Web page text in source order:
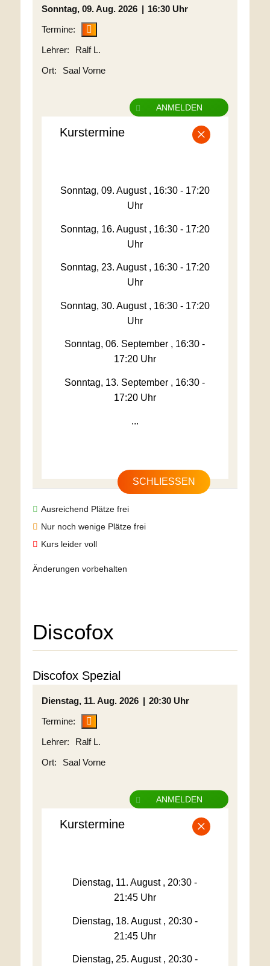
Sonntag 09. Aug. 2026 16:30 Uhr
Ralf L.
Saal Vorne
ANMELDEN
×
Kurstermine
Sonntag, 09. August , 16:30 - 17:20
Uhr
Sonntag, 16. August , 16:30 - 17:20
Uhr
Sonntag, 23. August , 16:30 - 17:20
Uhr
Sonntag, 30. August , 16:30 - 17:20
Uhr
Sonntag, 06. September , 16:30 -
17:20 Uhr
Sonntag, 13. September , 16:30 -
17:20 Uhr
...
SCHLIESSEN
Ausreichend Plätze frei
Nur noch wenige Plätze frei
Kurs leider voll
Änderungen vorbehalten
Discofox
Discofox Spezial
Dienstag 11. Aug. 2026 20:30 Uhr
Ralf L.
Saal Vorne
ANMELDEN
×
Kurstermine
Dienstag, 11. August , 20:30 -
21:45 Uhr
Dienstag, 18. August , 20:30 -
21:45 Uhr
Dienstag, 25. August , 20:30 -